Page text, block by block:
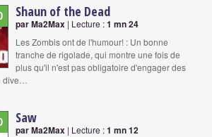
Shaun of the Dead
par Ma2Max | Lecture :1 mn 24
Les Zombis ont de l'humour! : Un bonne
tranche de rigolade, qui montre une fois de
plus qu'il n'est pas obligatoire d'engager des
Saw
par Ma2Max | Lecture :1 mn 12